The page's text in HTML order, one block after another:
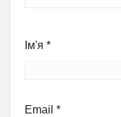
Ім'я *
Email *